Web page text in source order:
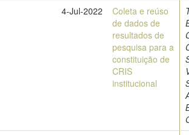
4-Jul-2022
Coleta e reúso
de dados de
resultados de
pesquisa para a
constituição de
CRIS
institucional